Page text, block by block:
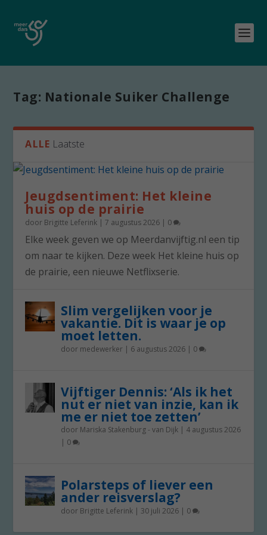
Tag: Nationale Suiker Challenge
ALLE Laatste
Jeugdsentiment: Het kleine
huis op de prairie
door Brigitte Leferink |7 augustus 2026 | 0
Elke week geven we op Meerdanvijftig.nl een tip
om naar te kijken. Deze week Het kleine huis op
de prairie, een nieuwe Netflixserie.
Slim vergelijken voor je
vakantie. Dit is waar je op
moet letten.
door medewerker | 6 augustus 2026 | 0
Vijftiger Dennis: ‘Als ik het
nut er niet van inzie, kan ik
me er niet toe zetten’
door Mariska Stakenburg - van Dijk | 4 augustus 2026
| 0
Polarsteps of liever een
ander reisverslag?
door Brigitte Leferink | 30 juli 2026 | 0